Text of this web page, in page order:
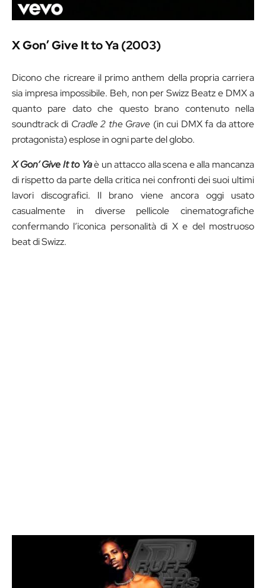
X Gon’ Give It to Ya (2003)
Dicono che ricreare il primo anthem della propria carriera
sia impresa impossibile. Beh, non per Swizz Beatz e DMX a
quanto pare dato che questo brano contenuto nella
soundtrack di Cradle 2 the Grave (in cui DMX fa da attore
protagonista) esplose in ogni parte del globo.
X Gon’ Give It to Yaè un attacco alla scena e alla mancanza
di rispetto da parte della critica nei confronti dei suoi ultimi
lavori discografici. Il brano viene ancora oggi usato
casualmente in diverse pellicole cinematografiche
confermando l’iconica personalità di X e del mostruoso
beat di Swizz.